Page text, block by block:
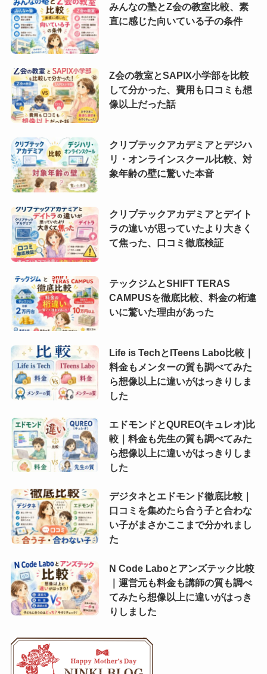
みんなの塾とZ会の教室比較、素
直に感じた向いている子の条件
Z会の教室とSAPIX小学部を比較
して分かった、費用も口コミも想
像以上だった話
クリプテックアカデミアとデジハ
リ・オンラインスクール比較、対
象年齢の壁に驚いた本音
クリプテックアカデミアとデイト
ラの違いが思っていたより大きく
て焦った、口コミ徹底検証
テックジムとSHIFT TERAS
CAMPUSを徹底比較、料金の桁違
いに驚いた理由があった
Life is TechとITeens Labo比較｜
料金もメンターの質も調べてみた
ら想像以上に違いがはっきりしま
した
エドモンドとQUREO(キュレオ)比
較｜料金も先生の質も調べてみた
ら想像以上に違いがはっきりしま
した
デジタネとエドモンド徹底比較｜
口コミを集めたら合う子と合わな
い子がまさかここまで分かれまし
た
N Code Laboとアンズテック比較
｜運営元も料金も講師の質も調べ
てみたら想像以上に違いがはっき
りしました